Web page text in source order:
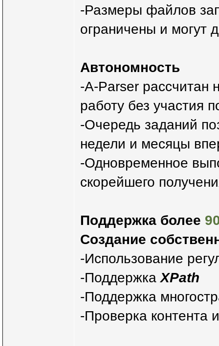
-Размеры файлов
ограничены и могут
Автономность
-A-Parser рассчитан
работу без участия
-Очередь заданий
недели и месяцы
-Одновременное
скорейшего
Поддержка более
Создание
-Использование
-Поддержка XPath
-Поддержка
-Проверка контента